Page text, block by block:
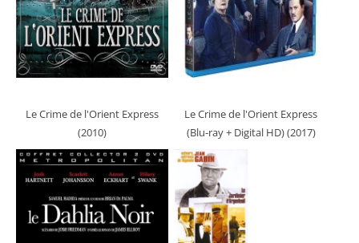
Le Crime de l'Orient Express
(2010)
Le Crime de l'Orient Express
(Blu-ray + Digital HD) (2017)